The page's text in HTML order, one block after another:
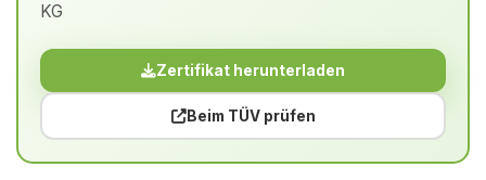
KG
Zertifikat herunterladen
Beim TÜV prüfen